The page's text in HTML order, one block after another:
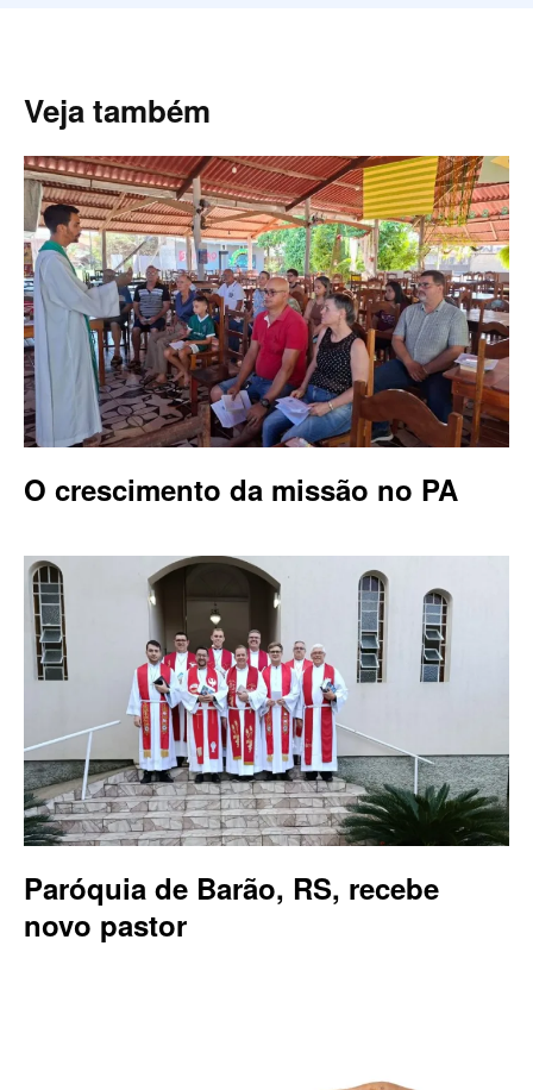
Veja também
O crescimento da missão no PA
Paróquia de Barão, RS, recebe
novo pastor